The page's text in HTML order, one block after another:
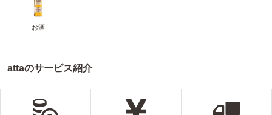
お酒
attaのサービス紹介